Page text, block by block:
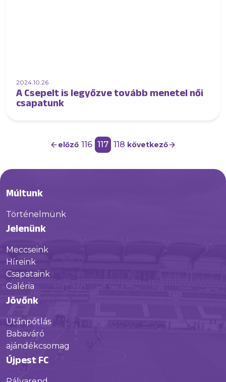
2024.10.26
A Csepelt is legyőzve tovább menetel női
csapatunk
előző 116 117 118 következő
Múltunk
Történelmünk
Jelenünk
Meccseink
Híreink
Csapataink
Galéria
Jövőnk
Utánpótlás
Babaváró
ajándékcsomag
Újpest FC